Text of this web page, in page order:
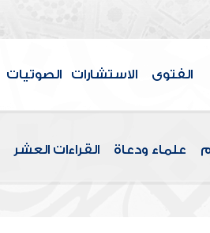
الفتوى الاستشارات الصوتيات
علماء ودعاة القراءات العشر